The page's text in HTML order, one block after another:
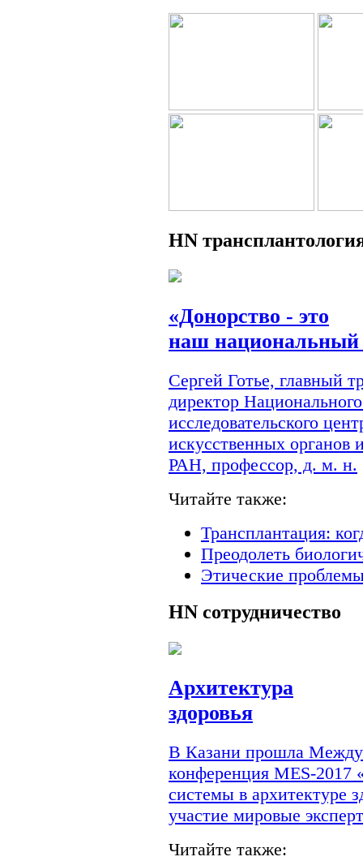
HN
«Донорство - это
наш национальный
Сергей Готье, главный
директор
исследовательского
искусственных
РАН, профессор, д. м. н.
Читайте также:
Трансплантация:
Преодолеть
Этические
HN сотрудничество
Архитектура
здоровья
В Казани прошла
конференция MES-
системы в архитектуре
участие мировые
Читайте также: